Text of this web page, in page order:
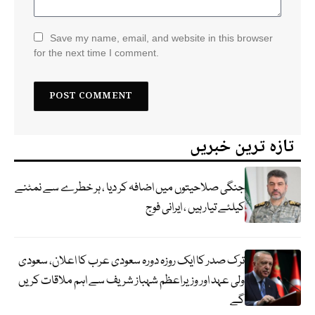
Save my name, email, and website in this browser
for the next time I comment.
تازہ ترین خبریں
جنگی صلاحیتوں میں اضافہ کر دیا ، ہر خطرے سے نمٹنے
کیلئے تیار ہیں ، ایرانی فوج
ترک صدر کا ایک روزہ دورہ سعودی عرب کا اعلان، سعودی
ولی عہد اور وزیراعظم شہباز شریف سے اہم ملاقات کریں
گے